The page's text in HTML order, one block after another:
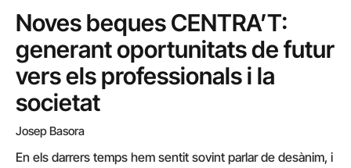
Noves beques CENTRA’T:
generant oportunitats de futur
vers els professionals i la
societat
Josep Basora
En els darrers temps hem sentit sovint parlar de desànim, i